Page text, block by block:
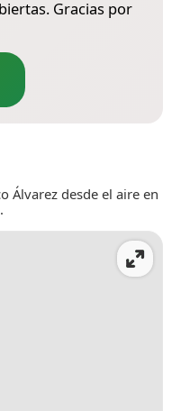
Gracias por
Álvarez desde el aire en